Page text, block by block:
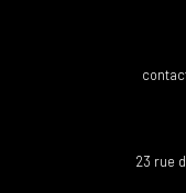
23 rue